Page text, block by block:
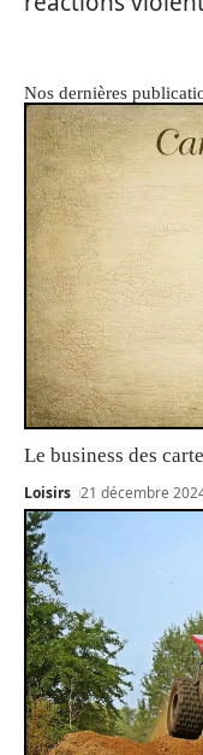
Nos dernières
Le business des
Loisirs 21 décembre